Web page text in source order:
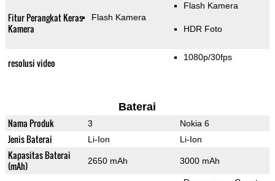
Fitur Perangkat Keras
Kamera
Flash Kamera
Flash Kamera
HDR Foto
resolusi video 1080p/30fps
Baterai
Nama Produk 3 Nokia 6
Jenis Baterai Li-Ion Li-Ion
Kapasitas Baterai
(mAh)
2650 mAh 3000 mAh